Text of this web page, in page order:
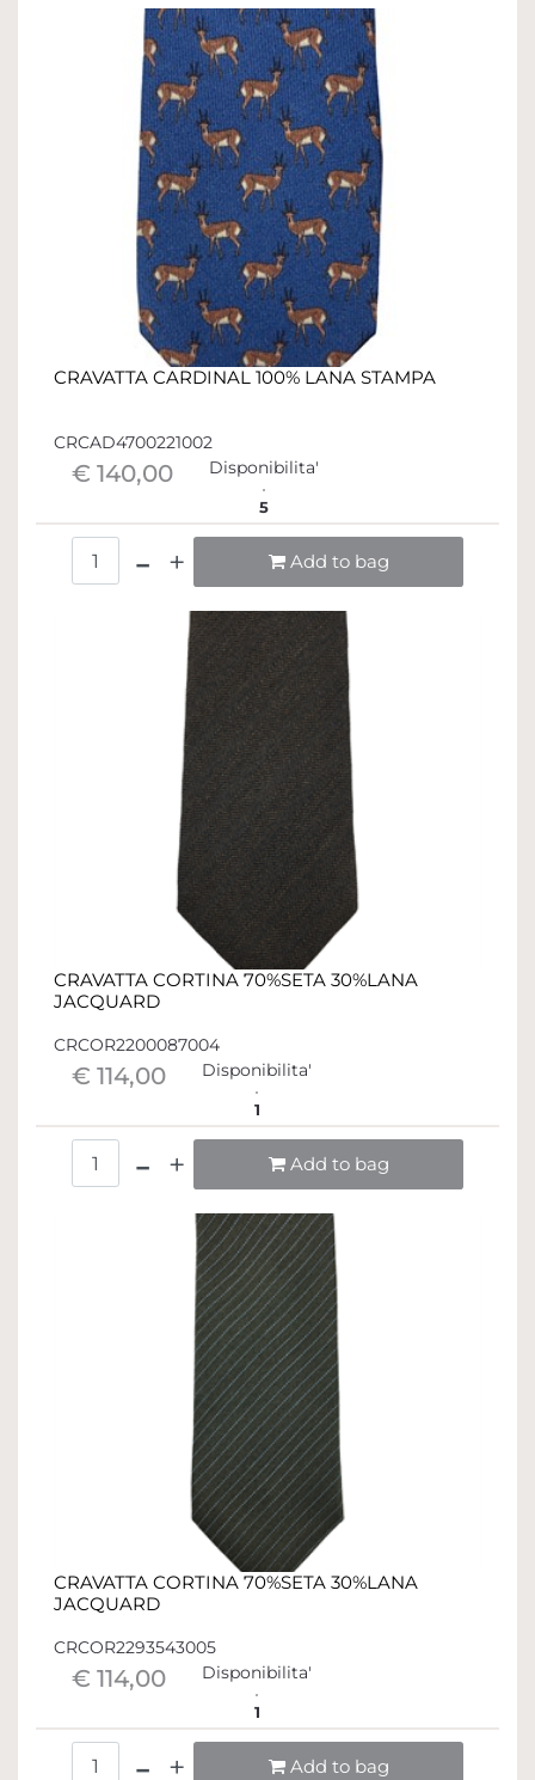
CRAVATTA CARDINAL 100% LANA STAMPA
CRCAD4700221002
€ 140,00 Disponibilita'
5
Add to bag
CRAVATTA CORTINA 70%SETA 30%LANA
JACQUARD
CRCOR2200087004
€ 114,00 Disponibilita'
1
Add to bag
CRAVATTA CORTINA 70%SETA 30%LANA
JACQUARD
CRCOR2293543005
€ 114,00 Disponibilita'
1
Add to bag